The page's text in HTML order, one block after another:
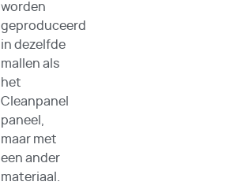
worden
geproduceerd
in dezelfde
mallen als
het
Cleanpanel
paneel,
maar met
een ander
materiaal.